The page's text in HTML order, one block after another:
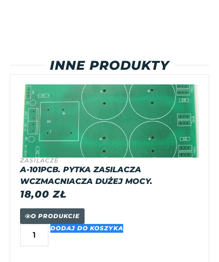
INNE PRODUKTY
ZASILACZE
A-101PCB. PYTKA ZASILACZA
WCZMACNIACZA DUŻEJ MOCY.
18,00ZŁ
O PRODUKCIE
DODAJ DO KOSZYKA